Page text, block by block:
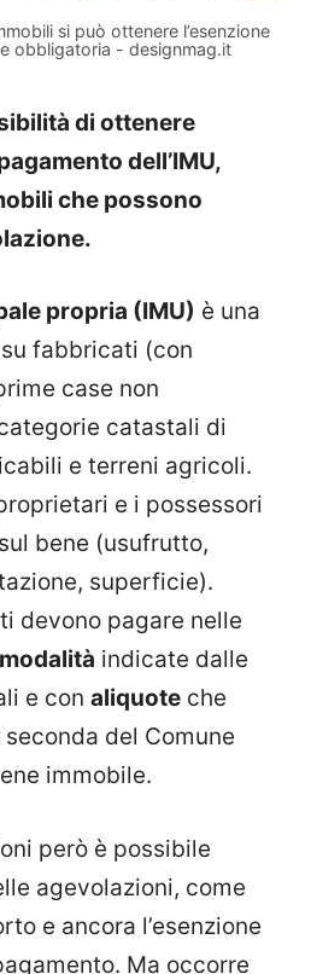
si può ottenere l’esenzione
obbligatoria - designmag.it
di ottenere
dell’IMU,
che possono
propria (IMU) è una
fabbricati (con
case non
catastali di
e terreni agricoli.
e i possessori
bene (usufrutto,
superficie).
devono pagare nelle
modalità indicate dalle
e con aliquote che
del Comune
immobile.
però è possibile
agevolazioni, come
e ancora l’esenzione
Ma occorre